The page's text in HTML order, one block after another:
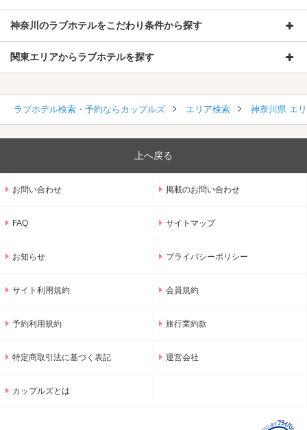
神奈川のラブホテルをこだわり条件から探す
関東エリアからラブホテルを探す
ラブホテル検索・予約ならカップルズ エリア検索 神奈川県 エ
上へ戻る
お問い合わせ 掲載のお問い合わせ
FAQ サイトマップ
お知らせ プライバシーポリシー
サイト利用規約 会員規約
予約利用規約 旅行業約款
特定商取引法に基づく表記 運営会社
カップルズとは